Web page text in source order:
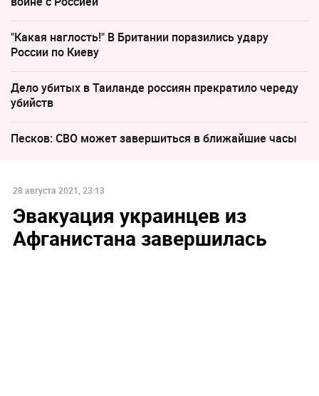
"Какая наглость!" В Британии поразились удару
России по Киеву
Дело убитых в Таиланде россиян прекратило череду
убийств
Песков: СВО может завершиться в ближайшие часы
28 августа 2021, 23:13
Эвакуация украинцев из
Афганистана завершилась